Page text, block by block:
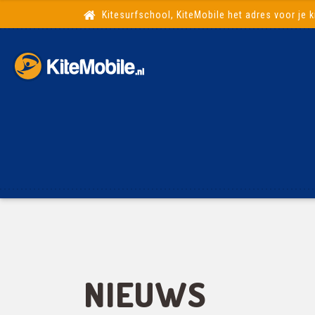
Kitesurfschool, KiteMobile het adres voor je
NIEUWS